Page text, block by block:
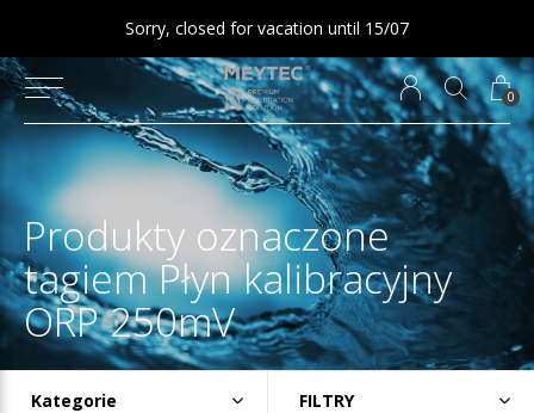
0
Sorry, closed for vacation until 15/07
Produkty oznaczone
tagiem Płyn kalibracyjny
ORP 250mV
Kategorie FILTRY